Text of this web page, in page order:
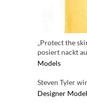
„Protect the
posiert nackt
Models
Steven Tyler
Designer